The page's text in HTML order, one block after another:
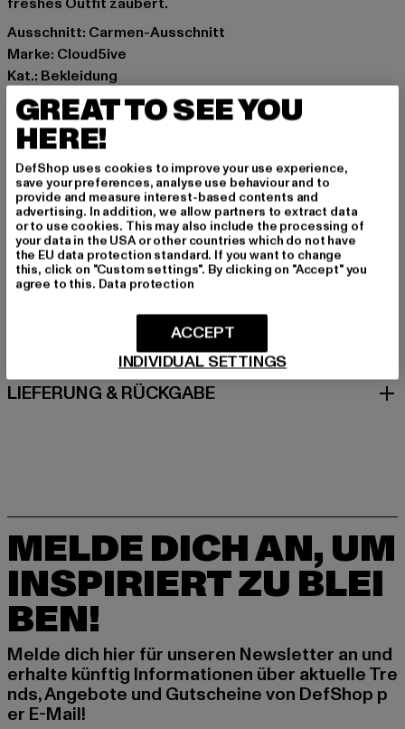
Ausschnitt: Carmen-Ausschnitt
Marke: Cloud5ive
Kat.: Bekleidung
Farbe: weiß
Hersteller Farbe: white
Materialzusammensetzung: 95% Polyester, 5% Elasthan
Art.Nr: 25056022-00220
Hersteller: Bestseller Textilhandels GmbH |
hamburg@bestseller.com
Modering 1,Haus A | 22457 Hamburg | DE
GRÖSSE & PASSFORM
PFLEGEHINWEISE
LIEFERUNG & RÜCKGABE
MELDE DICH AN, UM
INSPIRIERT ZU BLEI
BEN!
Melde dich hier für unseren Newsletter an und
erhalte künftig Informationen über aktuelle Tre
nds, Angebote und Gutscheine von DefShop p
er E-Mail!
GREAT TO SEE YOU
HERE!
DefShop uses cookies to improve your use experience,
save your preferences, analyse use behaviour and to
provide and measure interest-based contents and
advertising. In addition, we allow partners to extract data
or to use cookies. This may also include the processing of
your data in the USA or other countries which do not have
the EU data protection standard. If you want to change
this, click on "Custom settings". By clicking on "Accept" you
agree to this. Data protection
INDIVIDUAL SETTINGS
ACCEPT